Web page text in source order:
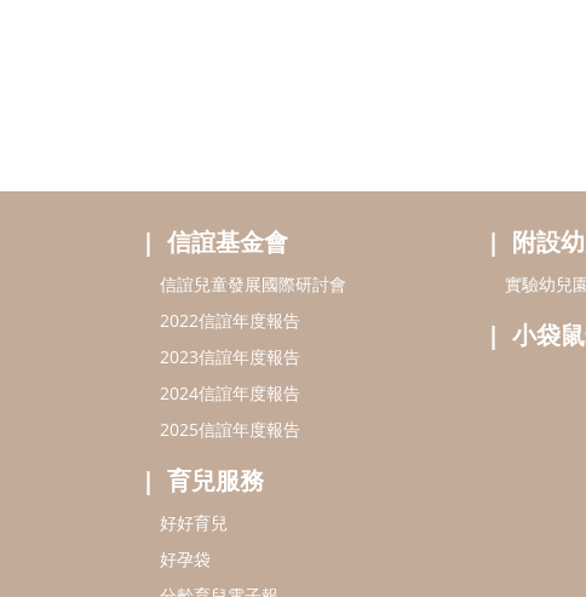
信誼基金會
信誼兒童發展國際研討會
2022信誼年度報告
2023信誼年度報告
2024信誼年度報告
2025信誼年度報告
育兒服務
好好育兒
好孕袋
附設
實驗幼兒
小袋